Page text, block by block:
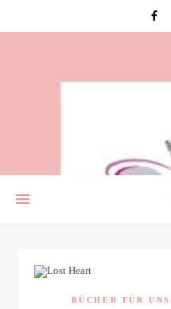
BÜCHER FÜR